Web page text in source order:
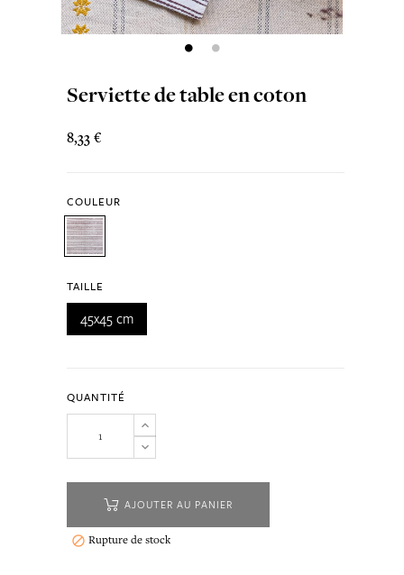
Serviette de table en coton
8,33 €
COULEUR
TAILLE
45x45 cm
QUANTITÉ
AJOUTER AU PANIER
 Rupture de stock